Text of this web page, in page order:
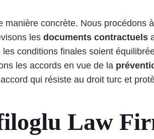
manière concrète. Nous procédons
les documents contractuels
les conditions finales soient
les accords en vue de la
qui résiste au droit turc et
Law